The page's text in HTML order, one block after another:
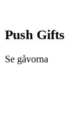
Push Gifts
Se gåvorna